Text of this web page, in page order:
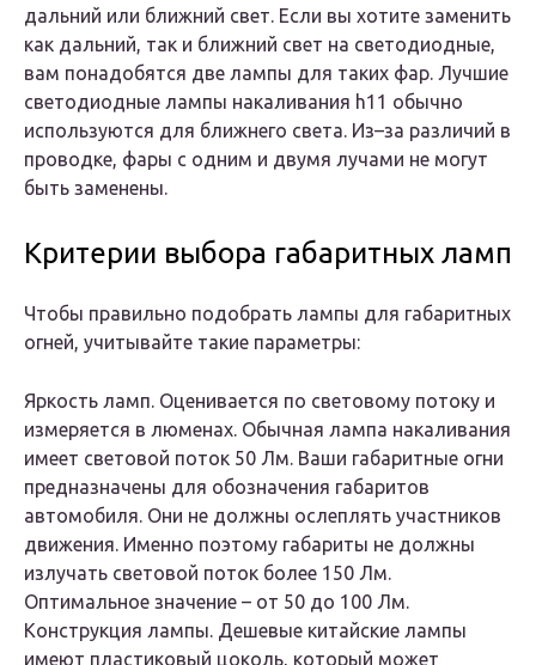
дальний или ближний свет. Если вы хотите заменить
как дальний, так и ближний свет на светодиодные,
вам понадобятся две лампы для таких фар. Лучшие
светодиодные лампы накаливания h11 обычно
используются для ближнего света. Из–за различий в
проводке, фары с одним и двумя лучами не могут
быть заменены.
Критерии выбора габаритных ламп
Чтобы правильно подобрать лампы для габаритных
огней, учитывайте такие параметры:
Яркость ламп. Оценивается по световому потоку и
измеряется в люменах. Обычная лампа накаливания
имеет световой поток 50 Лм. Ваши габаритные огни
предназначены для обозначения габаритов
автомобиля. Они не должны ослеплять участников
движения. Именно поэтому габариты не должны
излучать световой поток более 150 Лм.
Оптимальное значение – от 50 до 100 Лм.
Конструкция лампы. Дешевые китайские лампы
имеют пластиковый цоколь, который может